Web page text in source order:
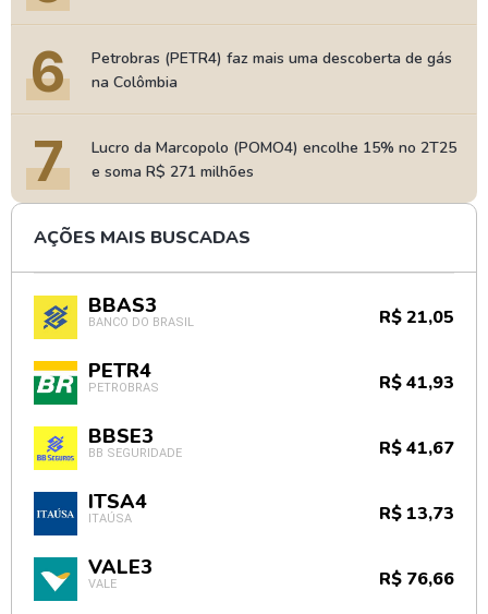
6
Petrobras (PETR4) faz mais uma descoberta de gás
na Colômbia
7
Lucro da Marcopolo (POMO4) encolhe 15% no 2T25
e soma R$ 271 milhões
AÇÕES MAIS BUSCADAS
BBAS3
BANCO DO BRASIL R$ 21,05
PETR4
PETROBRAS R$ 41,93
BBSE3
BB SEGURIDADE R$ 41,67
ITSA4
ITAÚSA R$ 13,73
VALE3
VALE R$ 76,66